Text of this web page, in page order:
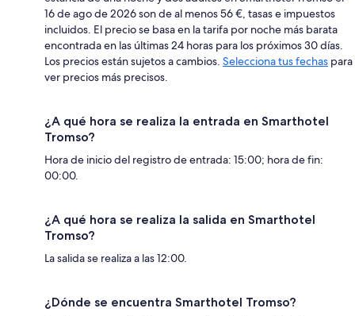
16 de ago de 2026 son de al menos 56 €, tasas e impuestos
incluidos. El precio se basa en la tarifa por noche más barata
encontrada en las últimas 24 horas para los próximos 30 días.
Los precios están sujetos a cambios. Selecciona tus fechas para
ver precios más precisos.
¿A qué hora se realiza la entrada en Smarthotel
Tromso?
Hora de inicio del registro de entrada: 15:00; hora de fin:
00:00.
¿A qué hora se realiza la salida en Smarthotel
Tromso?
La salida se realiza a las 12:00.
¿Dónde se encuentra Smarthotel Tromso?